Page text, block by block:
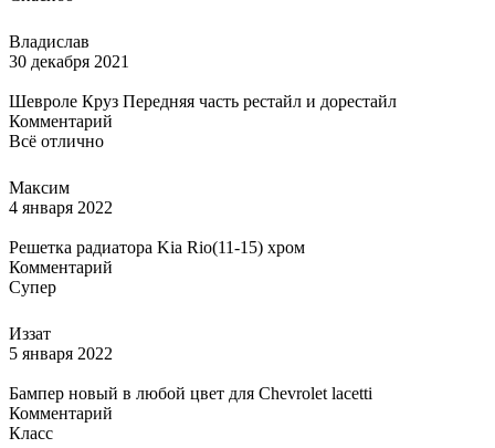
Владислав
30 декабря 2021
Шевроле Круз Передняя часть рестайл и дорестайл
Комментарий
Всё отлично
Максим
4 января 2022
Решетка радиатора Kia Rio(11-15) хром
Комментарий
Супер
Иззат
5 января 2022
Бампер новый в любой цвет для Chevrolet lacetti
Комментарий
Класс